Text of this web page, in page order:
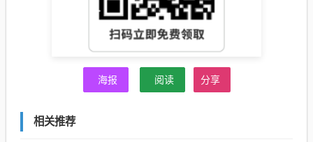
海报 阅读 分享
相关推荐